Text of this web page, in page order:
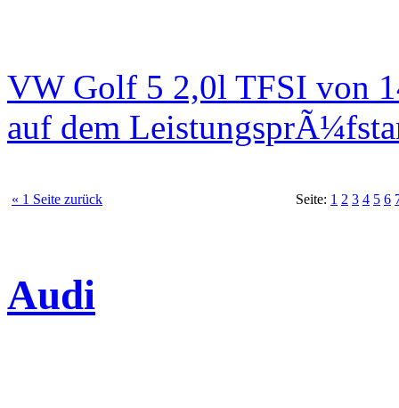
VW Golf 5 2,0l TFSI von
auf dem
« 1 Seite zurück Seite: 1 2 3 4 5 6
Audi